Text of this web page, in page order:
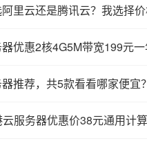
推荐，共5款看看哪家便宜？